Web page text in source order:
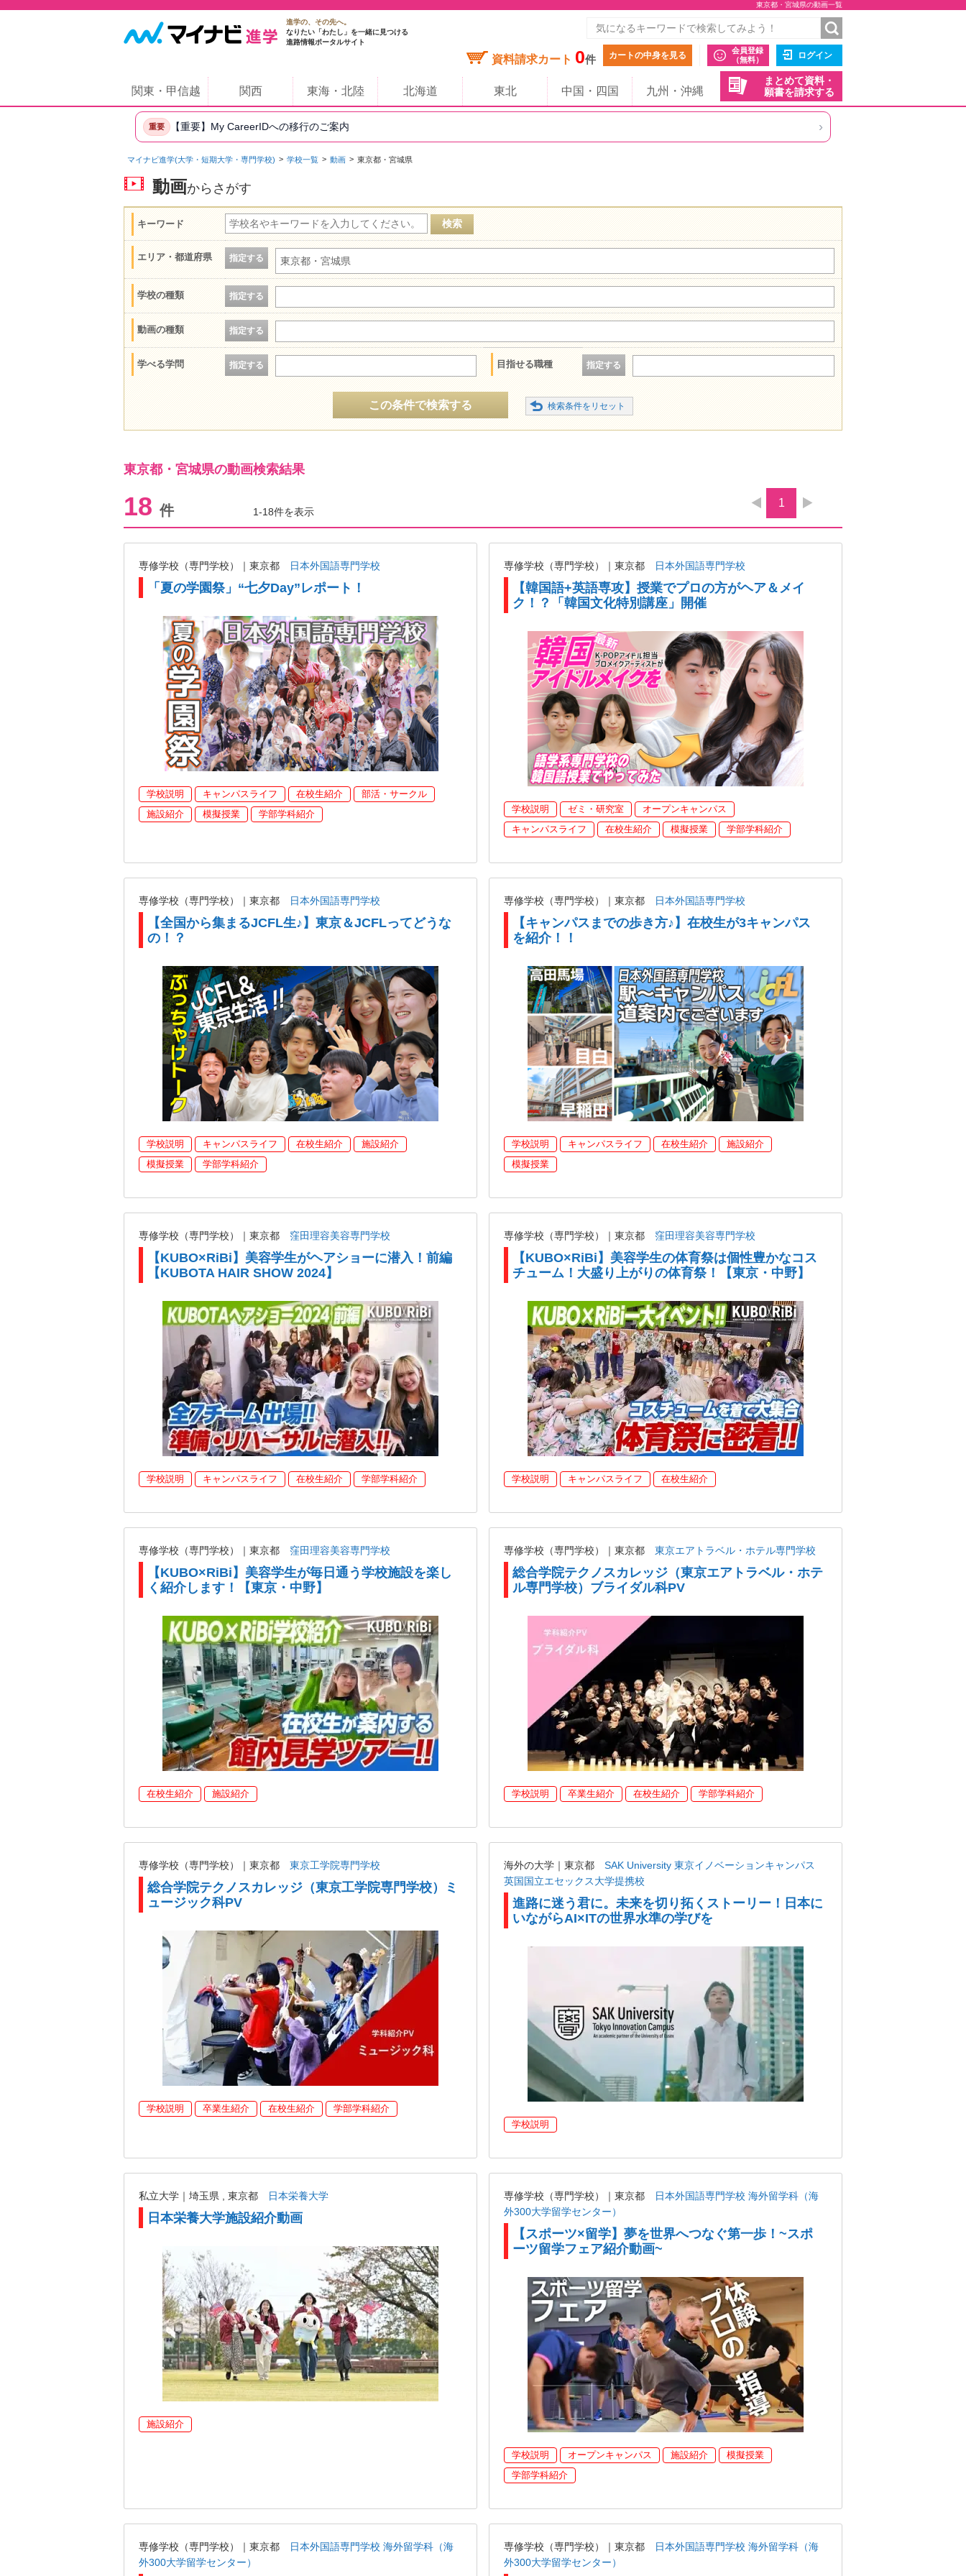
東京都・宮城県の動画一覧
進学の、その先へ。
なりたい「わたし」を一緒に見つける
進路情報ポータルサイト
資料請求カート 0件 カートの中身を見る
会員登録
（無料）
ログイン
まとめて資料・
願書を請求する
関東・甲信越 関西 東海・北陸 北海道 東北 中国・四国 九州・沖縄
重要 【重要】My CareerIDへの移行のご案内 ›
マイナビ進学(大学・短期大学・専門学校) 学校一覧 動画 東京都・宮城県
動画からさがす
キーワード
エリア・都道府県 指定する 東京都・宮城県
学校の種類 指定する
動画の種類 指定する
学べる学問 指定する 目指せる職種 指定する
この条件で検索する
東京都・宮城県の動画検索結果
18 件 1-18件を表示
1
専修学校（専門学校）｜東京都 日本外国語専門学校
「夏の学園祭」“七夕Day”レポート！
学校説明 キャンパスライフ 在校生紹介
部活・サークル
施設紹介
模擬授業 学部学科紹介
専修学校（専門学校）｜東京都 日本外国語専門学校
【韓国語+英語専攻】授業でプロの方がヘア＆メイ
ク！？「韓国文化特別講座」開催
学校説明 ゼミ・研究室
オープンキャンパス
キャンパスライフ
在校生紹介 模擬授業 学部学科紹介
専修学校（専門学校）｜東京都 日本外国語専門学校
【全国から集まるJCFL生♪】東京＆JCFLってどうな
の！？
学校説明 キャンパスライフ 在校生紹介
施設紹介
模擬授業
学部学科紹介
専修学校（専門学校）｜東京都 日本外国語専門学校
【キャンパスまでの歩き方♪】在校生が3キャンパス
を紹介！！
学校説明 キャンパスライフ 在校生紹介
施設紹介
模擬授業
専修学校（専門学校）｜東京都 窪田理容美容専門学校
【KUBO×RiBi】美容学生がヘアショーに潜入！前編
【KUBOTA HAIR SHOW 2024】
学校説明 キャンパスライフ 在校生紹介 学部学科紹介
専修学校（専門学校）｜東京都 窪田理容美容専門学校
【KUBO×RiBi】美容学生の体育祭は個性豊かなコス
チューム！大盛り上がりの体育祭！【東京・中野】
学校説明 キャンパスライフ 在校生紹介
専修学校（専門学校）｜東京都 窪田理容美容専門学校
【KUBO×RiBi】美容学生が毎日通う学校施設を楽し
く紹介します！【東京・中野】
在校生紹介 施設紹介
専修学校（専門学校）｜東京都 東京エアトラベル・ホテル専門学校
総合学院テクノスカレッジ（東京エアトラベル・ホテ
ル専門学校）ブライダル科PV
学校説明 卒業生紹介 在校生紹介 学部学科紹介
専修学校（専門学校）｜東京都 東京工学院専門学校
総合学院テクノスカレッジ（東京工学院専門学校）ミ
ュージック科PV
学校説明 卒業生紹介 在校生紹介 学部学科紹介
海外の大学｜東京都
SAK University 東京イノベーションキャンパス
英国国立エセックス大学提携校
進路に迷う君に。未来を切り拓くストーリー！日本に
いながらAI×ITの世界水準の学びを
学校説明
私立大学｜埼玉県 , 東京都 日本栄養大学
日本栄養大学施設紹介動画
施設紹介
専修学校（専門学校）｜東京都
日本外国語専門学校 海外留学科（海
外300大学留学センター）
【スポーツ×留学】夢を世界へつなぐ第一歩！~スポ
ーツ留学フェア紹介動画~
学校説明 オープンキャンパス 施設紹介
模擬授業
学部学科紹介
専修学校（専門学校）｜東京都
日本外国語専門学校 海外留学科（海
外300大学留学センター）
専修学校（専門学校）｜東京都
日本外国語専門学校 海外留学科（海
外300大学留学センター）